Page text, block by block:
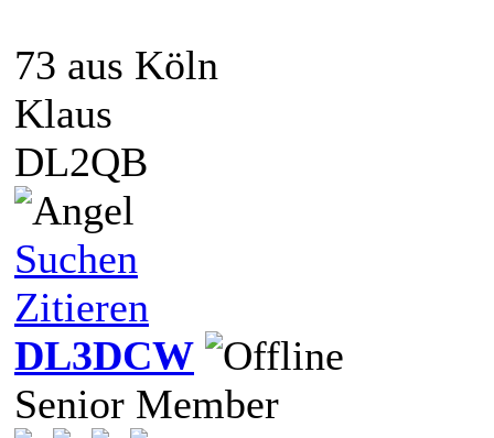
73 aus Köln
Klaus
DL2QB
Suchen
Zitieren
DL3DCW
Senior Member